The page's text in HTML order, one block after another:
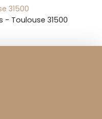
31500
Toulouse 31500